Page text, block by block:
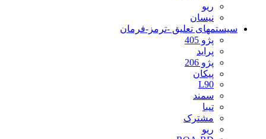
ریو
نیسان
سیستمهای تعلیق -ترمز-فرمان
پژو 405
پراید
پژو 206
پیکان
L90
سمند
تیبا
مشترک
ریو